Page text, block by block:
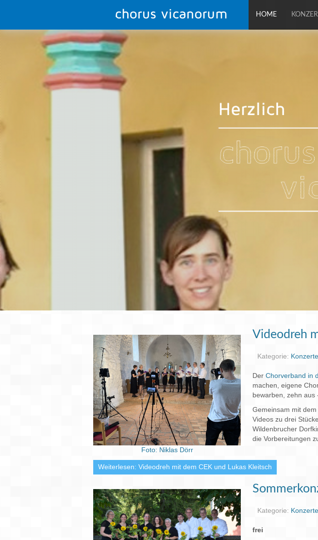
HOME
Foto: Niklas Dörr
Videodreh
Kategorie: Konzerte
DerChorverband in
machen, eigene
bewarben, zehn
Gemeinsam mit
Videos zu drei
Wildenbrucher
die Vorbereitungen
Weiterlesen: Videodreh mit dem CEK und Lukas Kleitsch
Kategorie: Konzerte
frei